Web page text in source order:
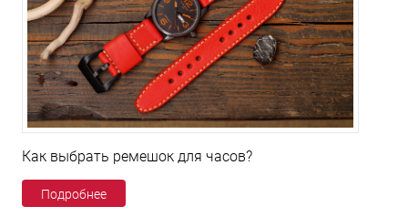
Как выбрать ремешок для часов?
Подробнее